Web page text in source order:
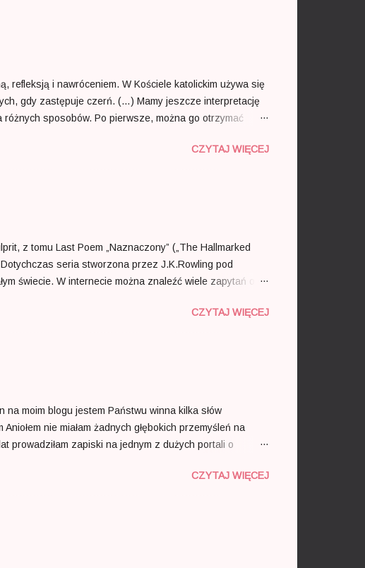
podpowiedzi! Nie jestem w stanie określić, ...
refleksją i nawróceniem. W Kościele katolickim używa się
gdy zastępuje czerń. (…) Mamy jeszcze interpretację
sposobów. Po pierwsze, można go otrzymać
żółtym drugiego w kolorze zielono-niebieskim.*
płynnie przejdziemy...
CZYTAJ WIĘCEJ
z tomu Last Poem „Naznaczony” („The Hallmarked
Dotychczas seria stworzona przez J.K.Rowling pod
świecie. W internecie można znaleźć wiele zapytań o
autorka, nie tylko utrzymując się na liście
osiągnęła niewyobrażalny wręcz sukce...
CZYTAJ WIĘCEJ
moim blogu jestem Państwu winna kilka słów
nie miałam żadnych głębokich przemyśleń na
prowadziłam zapiski na jednym z dużych portali o
że nie czułam się skrępowana i mogłam zgodnie z
książkami. Za większością z nich kryje się
CZYTAJ WIĘCEJ